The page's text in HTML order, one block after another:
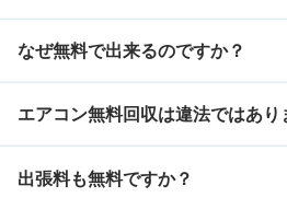
なぜ無料で出来るのですか？
エアコン無料回収は違法ではあり
出張料も無料ですか？